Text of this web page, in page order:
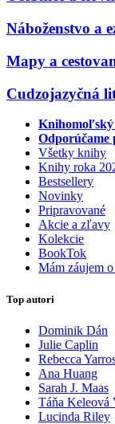
Náboženstvo a
Mapy a
Cudzojazyčná
Knihomoľský
Odporúčame
Všetky knihy
Knihy roka
Bestsellery
Novinky
Pripravované
Akcie a zľavy
Kolekcie
BookTok
Mám záujem
Top autori
Dominik Dán
Julie Caplin
Rebecca
Ana Huang
Sarah J. Maas
Táňa Keleová
Lucinda Riley